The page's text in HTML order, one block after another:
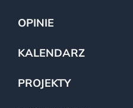
OPINIE
KALENDARZ
PROJEKTY